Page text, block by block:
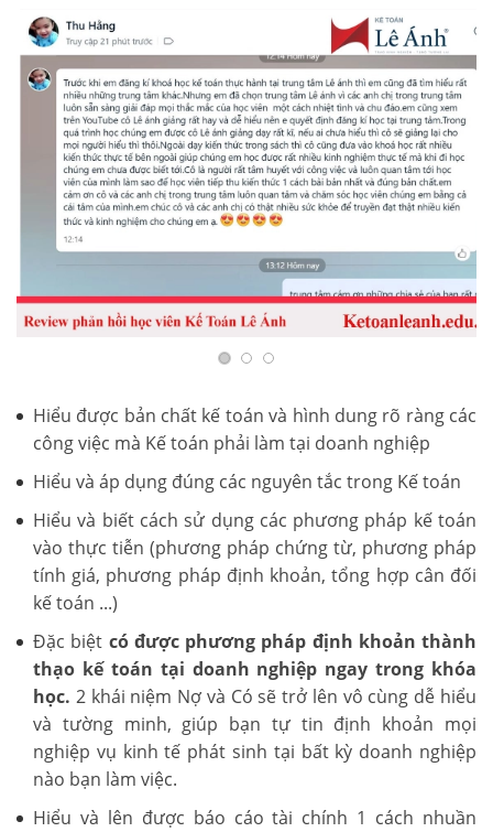
Hiểu được bản chất kế toán và hình dung rõ ràng các
công việc mà Kế toán phải làm tại doanh nghiệp
Hiểu và áp dụng đúng các nguyên tắc trong Kế toán
Hiểu và biết cách sử dụng các phương pháp kế toán
vào thực tiễn (phương pháp chứng từ, phương pháp
tính giá, phương pháp định khoản, tổng hợp cân đối
kế toán ...)
Đặc biệt có được phương pháp định khoản thành
thạo kế toán tại doanh nghiệp ngay trong khóa
học. 2 khái niệm Nợ và Có sẽ trở lên vô cùng dễ hiểu
và tường minh, giúp bạn tự tin định khoản mọi
nghiệp vụ kinh tế phát sinh tại bất kỳ doanh nghiệp
nào bạn làm việc.
Hiểu và lên được báo cáo tài chính 1 cách nhuần